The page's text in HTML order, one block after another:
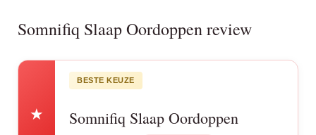
Somnifiq Slaap Oordoppen review
★
BESTE KEUZE
Somnifiq Slaap Oordoppen